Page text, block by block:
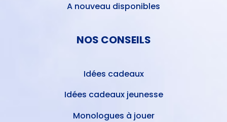
A nouveau disponibles
NOS CONSEILS
Idées cadeaux
Idées cadeaux jeunesse
Monologues à jouer